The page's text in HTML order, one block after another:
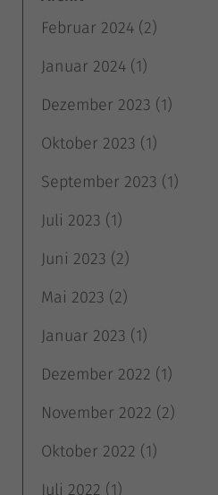
Februar 2024 (2)
Januar 2024 (1)
Dezember 2023 (1)
Oktober 2023 (1)
September 2023 (1)
Juli 2023 (1)
Juni 2023 (2)
Mai 2023 (2)
Januar 2023 (1)
Dezember 2022 (1)
November 2022 (2)
Oktober 2022 (1)
Juli 2022 (1)